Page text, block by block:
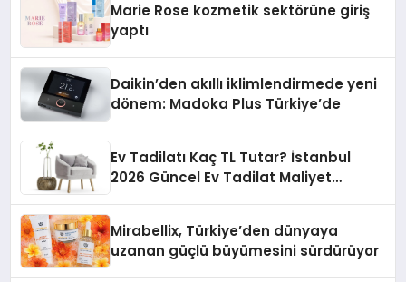
Marie Rose kozmetik sektörüne giriş
yaptı
Daikin’den akıllı iklimlendirmede yeni
dönem: Madoka Plus Türkiye’de
Ev Tadilatı Kaç TL Tutar? İstanbul
2026 Güncel Ev Tadilat Maliyet
Mirabellix, Türkiye’den dünyaya
uzanan güçlü büyümesini sürdürüyor